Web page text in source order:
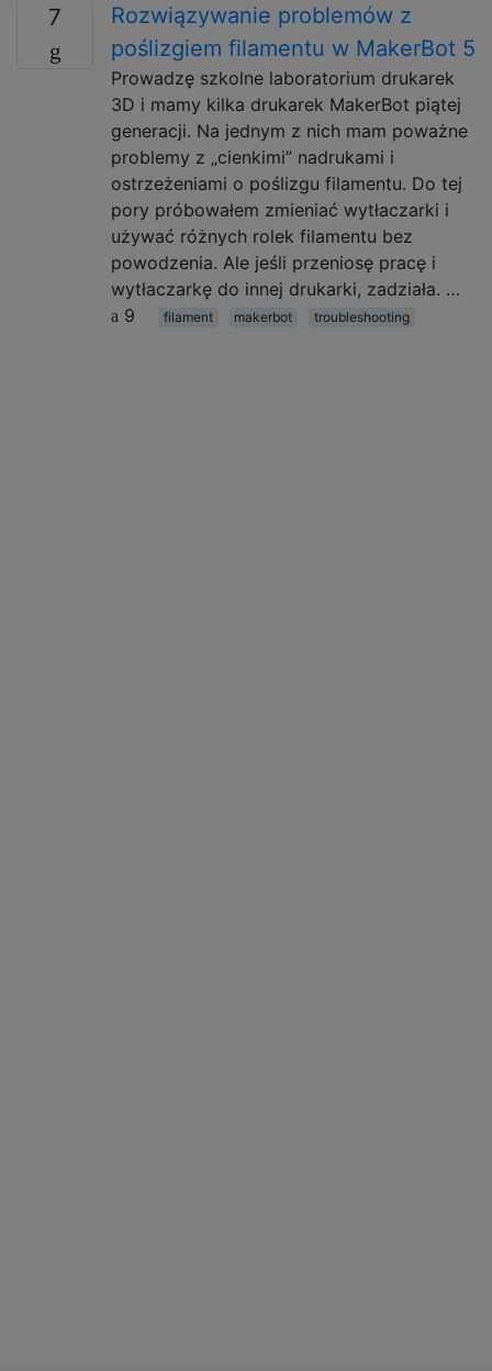
7
Rozwiązywanie problemów z
poślizgiem filamentu w MakerBot 5
Prowadzę szkolne laboratorium drukarek
3D i mamy kilka drukarek MakerBot piątej
generacji. Na jednym z nich mam poważne
problemy z „cienkimi” nadrukami i
ostrzeżeniami o poślizgu filamentu. Do tej
pory próbowałem zmieniać wytłaczarki i
używać różnych rolek filamentu bez
powodzenia. Ale jeśli przeniosę pracę i
wytłaczarkę do innej drukarki, zadziała. …
9
filament makerbot troubleshooting